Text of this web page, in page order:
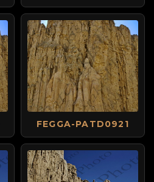
FEGGA-PATD0921